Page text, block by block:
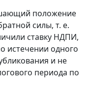
положение
силы, т. е.
ставку НДПИ,
истечении одного
и не
периода по